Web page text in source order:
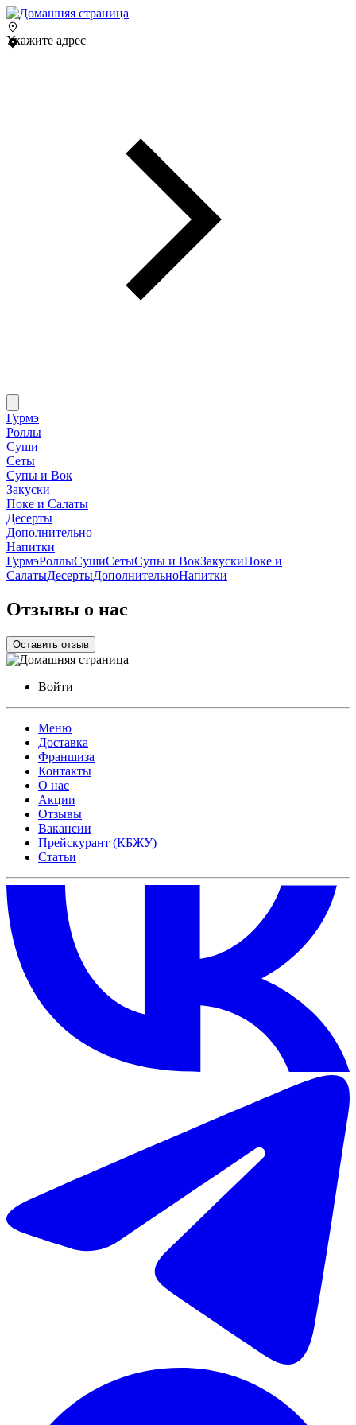
Укажите адрес
Гурмэ
Роллы
Суши
Сеты
Супы и Вок
Закуски
Поке и Салаты
Десерты
Дополнительно
Напитки
ГурмэРоллыСушиСетыСупы и ВокЗакускиПоке и
СалатыДесертыДополнительноНапитки
Отзывы о нас
Оставить отзыв
Войти
Меню
Доставка
Франшиза
Контакты
О нас
Акции
Отзывы
Вакансии
Прейскурант (КБЖУ)
Статьи